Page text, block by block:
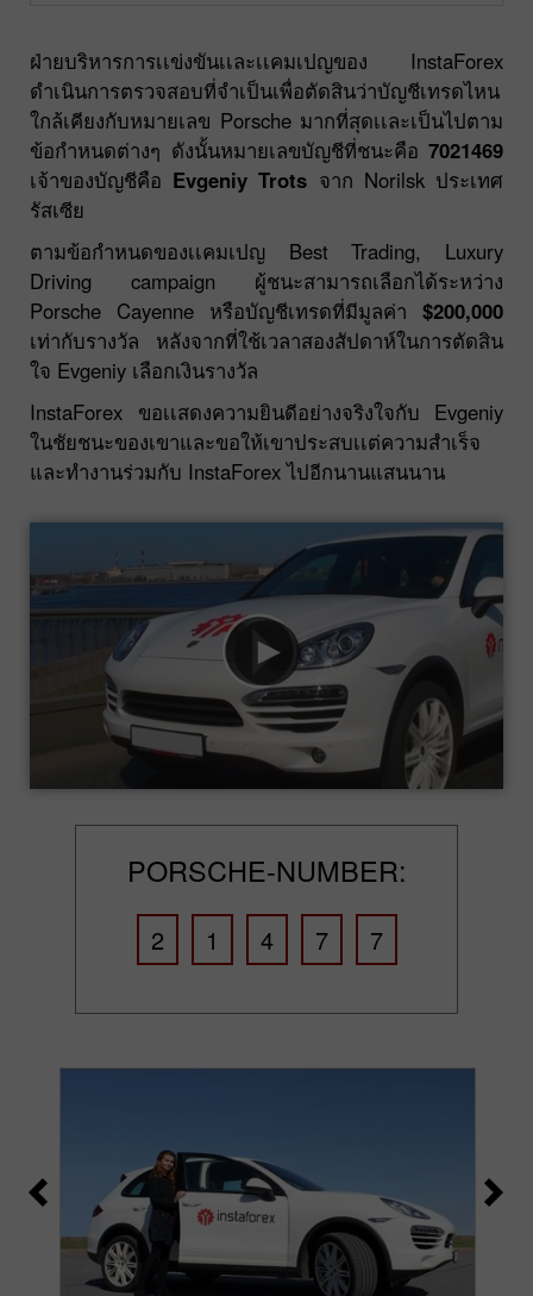
ฝ่ายบริหารการเเข่งขันเเละเเคมเปญของ InstaForex
ดำเนินการตรวจสอบที่จำเป็นเพื่อตัดสินว่าบัญชีเทรดไหน
ใกล้เคียงกับหมายเลข Porsche มากที่สุดเเละเป็นไปตาม
ข้อกำหนดต่างๆ ดังนั้นหมายเลขบัญชีที่ชนะคือ 7021469
เจ้าของบัญชีคือ Evgeniy Trots จาก Norilsk ประเทศ
รัสเซีย
ตามข้อกำหนดของเเคมเปญ Best Trading, Luxury
Driving campaign ผู้ชนะสามารถเลือกได้ระหว่าง
Porsche Cayenne หรือบัญชีเทรดที่มีมูลค่า $200,000
เท่ากับรางวัล หลังจากที่ใช้เวลาสองสัปดาห์ในการตัดสิน
ใจ Evgeniy เลือกเงินรางวัล
InstaForex ขอเเสดงความยินดีอย่างจริงใจกับ Evgeniy
ในชัยชนะของเขาและขอให้เขาประสบเเต่ความสำเร็จ
และทำงานร่วมกับ InstaForex ไปอีกนานแสนนาน
PORSCHE-NUMBER:
2 1 4 7 7